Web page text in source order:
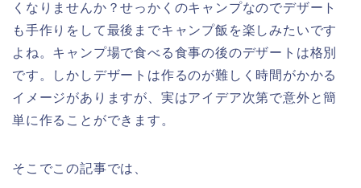
くなりませんか？せっかくのキャンプなのでデザート
も手作りをして最後までキャンプ飯を楽しみたいです
よね。キャンプ場で食べる食事の後のデザートは格別
です。しかしデザートは作るのが難しく時間がかかる
イメージがありますが、実はアイデア次第で意外と簡
単に作ることができます。
そこでこの記事では、